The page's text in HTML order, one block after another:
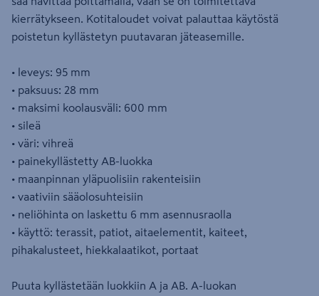
kierrätykseen. Kotitaloudet voivat palauttaa käytöstä
poistetun kyllästetyn puutavaran jäteasemille.
• leveys: 95 mm
• paksuus: 28 mm
• maksimi koolausväli: 600 mm
• sileä
• väri: vihreä
• painekyllästetty AB-luokka
• maanpinnan yläpuolisiin rakenteisiin
• vaativiin sääolosuhteisiin
• neliöhinta on laskettu 6 mm asennusraolla
• käyttö: terassit, patiot, aitaelementit, kaiteet,
pihakalusteet, hiekkalaatikot, portaat
Puuta kyllästetään luokkiin A ja AB. A-luokan